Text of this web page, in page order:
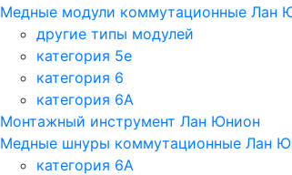
Медные модули коммутационные Лан
другие типы модулей
категория 5е
категория 6
категория 6A
Монтажный инструмент Лан Юнион
Медные шнуры коммутационные Лан
категория 6A